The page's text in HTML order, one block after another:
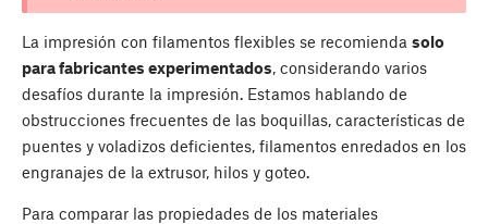
La impresión con filamentos flexibles se recomienda solo
para fabricantes experimentados, considerando varios
desafíos durante la impresión. Estamos hablando de
obstrucciones frecuentes de las boquillas, características de
puentes y voladizos deficientes, filamentos enredados en los
engranajes de la extrusor, hilos y goteo.
Para comparar las propiedades de los materiales